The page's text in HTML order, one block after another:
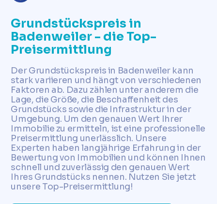
Grundstückspreis in
Badenweiler - die Top-
Preisermittlung
Der Grundstückspreis in Badenweiler kann
stark variieren und hängt von verschiedenen
Faktoren ab. Dazu zählen unter anderem die
Lage, die Größe, die Beschaffenheit des
Grundstücks sowie die Infrastruktur in der
Umgebung. Um den genauen Wert Ihrer
Immobilie zu ermitteln, ist eine professionelle
Preisermittlung unerlässlich. Unsere
Experten haben langjährige Erfahrung in der
Bewertung von Immobilien und können Ihnen
schnell und zuverlässig den genauen Wert
Ihres Grundstücks nennen. Nutzen Sie jetzt
unsere Top-Preisermittlung!